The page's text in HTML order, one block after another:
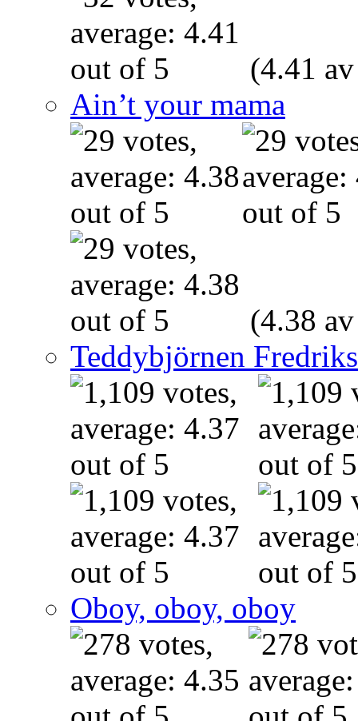
(4.41
Ain’t your mama
(4.38
Teddybjörnen
Oboy, oboy, oboy